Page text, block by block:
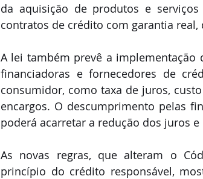
da aquisição de produtos e
contratos de crédito com garantia
A lei também prevê a implementação
financiadoras e fornecedores de
consumidor, como taxa de juros,
encargos. O descumprimento pelas
poderá acarretar a redução dos juros e
As novas regras, que alteram o
princípio do crédito responsável,